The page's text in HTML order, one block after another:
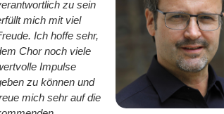
zu sein
mich mit viel
Ich hoffe sehr,
Chor noch viele
Impulse
zu können und
mich sehr auf die